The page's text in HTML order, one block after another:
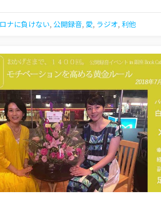
ナに負けない, 公開録音, 愛, ラジオ, 利他